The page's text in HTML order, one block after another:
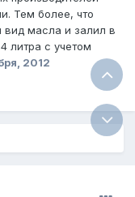
Тем более, что
вид масла и залил в
литра с учетом
2012